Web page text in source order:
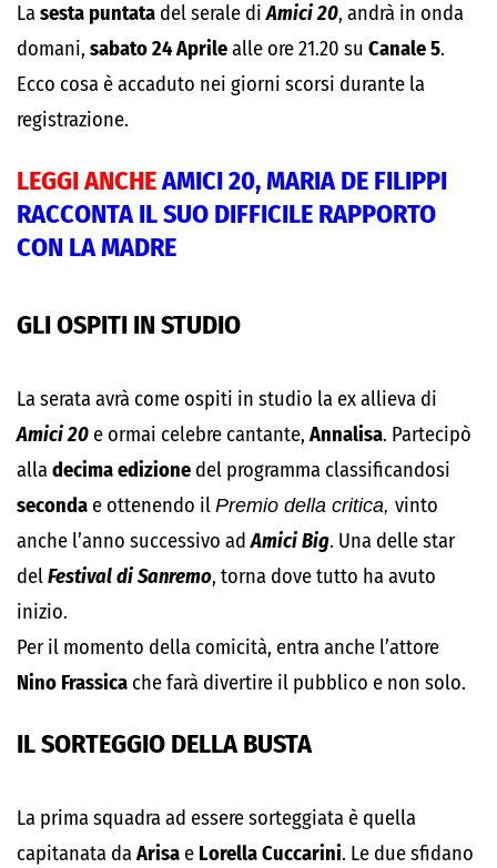
La sesta puntata del serale diAmici 20, andrà in onda
domani, sabato 24 Aprilealle ore 21.20 su Canale 5.
Ecco cosa è accaduto nei giorni scorsi durante la
registrazione.
LEGGI ANCHEAMICI 20, MARIA DE FILIPPI
RACCONTA IL SUO DIFFICILE RAPPORTO
CON LA MADRE
GLI OSPITI IN STUDIO
La serata avrà come ospiti in studio la ex allieva di
Amici 20 e ormai celebre cantante, Annalisa. Partecipò
alla decima edizione del programma classificandosi
seconda e ottenendo ilPremio della critica, vinto
anche l’anno successivo adAmici Big. Una delle star
delFestival di Sanremo, torna dove tutto ha avuto
inizio.
Per il momento della comicità, entra anche l’attore
Nino Frassica che farà divertire il pubblico e non solo.
IL SORTEGGIO DELLA BUSTA
La prima squadra ad essere sorteggiata è quella
capitanata da Arisa e Lorella Cuccarini. Le due sfidano